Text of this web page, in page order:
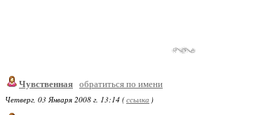
Чувственная обратиться по имени
Четверг, 03 Января 2008 г. 13:14 (ссылка )